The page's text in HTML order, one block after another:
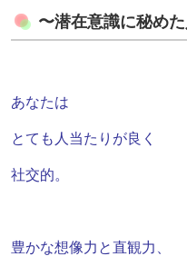
〜潜在意識に秘め
あなたは
とても人当たりが良く
社交的。
豊かな想像力と直観力、